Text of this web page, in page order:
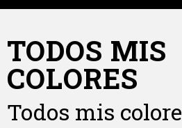
TODOS MIS
COLORES
Todos mis